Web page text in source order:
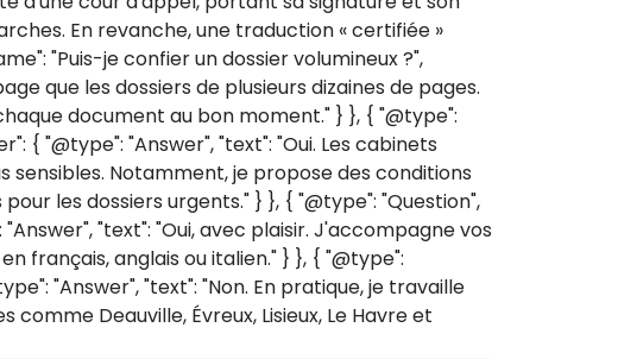
En revanche, une traduction « certifiée »
"Puis-je confier un dossier volumineux ?",
que les dossiers de plusieurs dizaines de pages.
document au bon moment." } }, { "@type":
{ "@type": "Answer", "text": "Oui. Les cabinets
Notamment, je propose des conditions
les dossiers urgents." } }, { "@type": "Question",
"text": "Oui, avec plaisir. J'accompagne vos
français, anglais ou italien." } }, { "@type":
"Answer", "text": "Non. En pratique, je travaille
Deauville, Évreux, Lisieux, Le Havre et